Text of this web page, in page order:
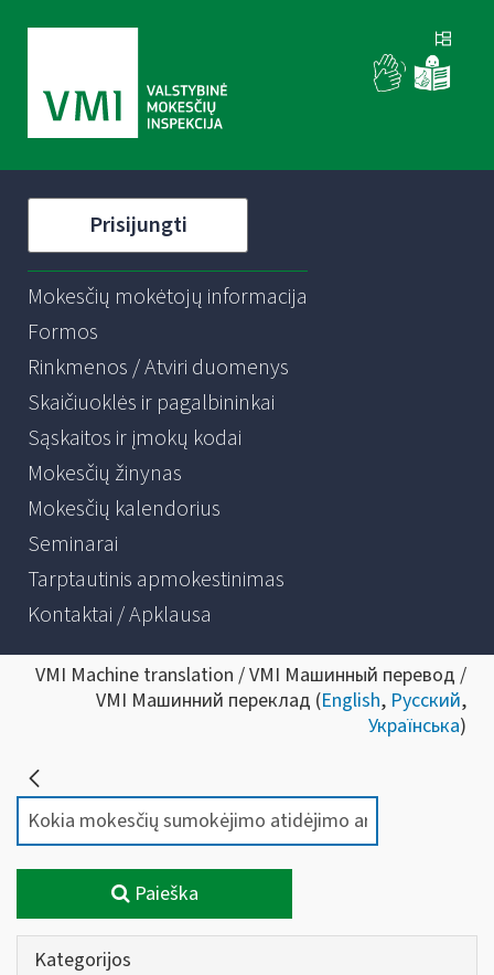
Prisijungti
Mokesčių mokėtojų informacija
Formos
Rinkmenos / Atviri duomenys
Skaičiuoklės ir pagalbininkai
Sąskaitos ir įmokų kodai
Mokesčių žinynas
Mokesčių kalendorius
Seminarai
Tarptautinis apmokestinimas
Kontaktai / Apklausa
VMI Machine translation / VMI Машинный перевод /
VMI Машинний переклад (English, Русский,
Українська)
Paieška
Kategorijos